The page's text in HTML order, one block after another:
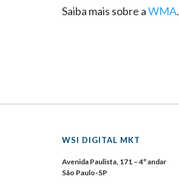
Saiba mais sobre aWMA.
WSI DIGITAL MKT
Avenida Paulista, 171 – 4º andar
São Paulo-SP